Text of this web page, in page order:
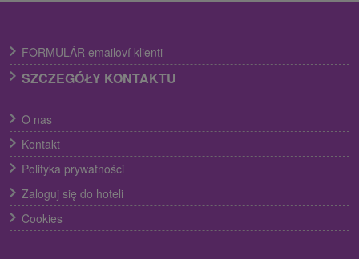
FORMULÁR emailoví klienti
SZCZEGÓŁY KONTAKTU
O nas
Kontakt
Polityka prywatności
Zaloguj się do hoteli
Cookies